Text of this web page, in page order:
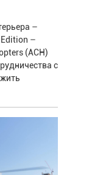
–
Edition –
(ACH)
с